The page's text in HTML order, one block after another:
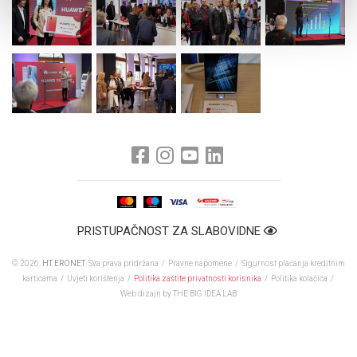
PRISTUPAČNOST ZA SLABOVIDNE
© 2026. HT ERONET . Sva prava pridržana / Pravne napomene / Sigurnost plaćanja kreditnim
karticama / Uvjeti korištenja / Politika zaštite privatnosti korisnika / Politika kolačića /
Web dizajn by THE BIG IDEA LAB